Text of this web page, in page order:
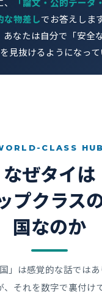
な物差しでお答えしま
あなたは自分で「安全
見抜けるようになって
CLASS HUB
なぜタイは
プクラス
国なのか
」は感覚的な話では
、それを数字で裏付け